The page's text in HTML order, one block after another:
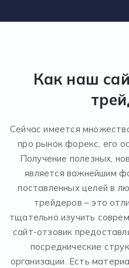
Как наш
Сейчас имеется
про рынок форекс, его
Получение полезных,
является важнейшим
поставленных целей в
трейдеров – это
тщательно изучить
сайт-отзовик
посреднические
организации. Есть